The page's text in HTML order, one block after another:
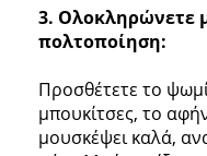
3. Ολοκληρώνετε
πολτοποίηση:
Προσθέτετε το
μπουκίτσες, το
μουσκέψει καλά,